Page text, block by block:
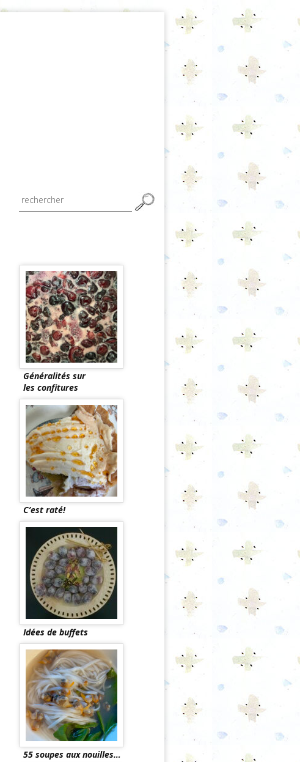
Généralités sur
les confitures
C’est raté!
Idées de buffets
55 soupes aux nouilles…